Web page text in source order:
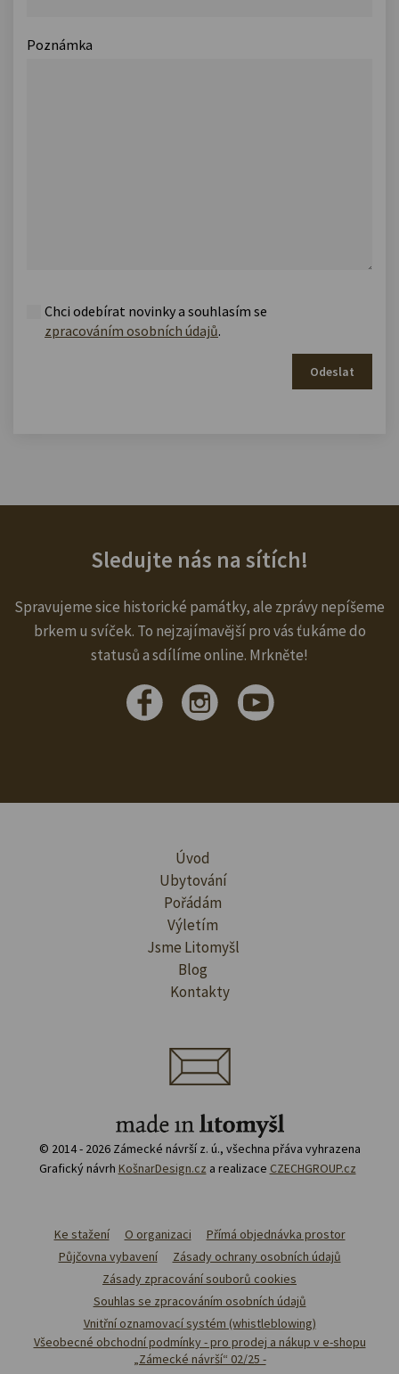
Poznámka
Chci odebírat novinky a souhlasím se
zpracováním osobních údajů.
Odeslat
Sledujte nás na sítích!
Spravujeme sice historické památky, ale zprávy nepíšeme
brkem u svíček. To nejzajímavější pro vás ťukáme do
statusů a sdílíme online. Mrkněte!
Úvod
Ubytování
Pořádám
Výletím
Jsme Litomyšl
Blog
Kontakty
© 2014 - 2026 Zámecké návrší z. ú., všechna přáva vyhrazena
Grafický návrh KošnarDesign.cz a realizace CZECHGROUP.cz
Ke stažení O organizaci
Přímá objednávka prostor
Půjčovna vybavení
Zásady ochrany osobních údajů
Zásady zpracování souborů cookies
Souhlas se zpracováním osobních údajů
Vnitřní oznamovací systém (whistleblowing)
Všeobecné obchodní podmínky - pro prodej a nákup v e-shopu
„Zámecké návrší“ 02/25 -